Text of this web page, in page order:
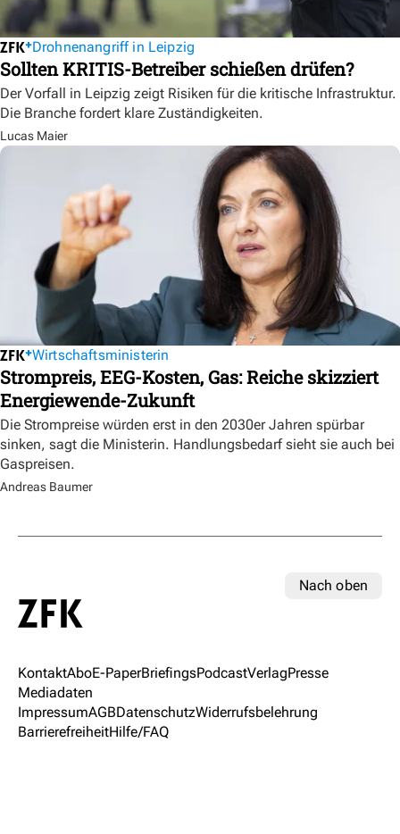
Drohnenangriff in Leipzig
Sollten KRITIS-Betreiber schießen drüfen?
Der Vorfall in Leipzig zeigt Risiken für die kritische Infrastruktur.
Die Branche fordert klare Zuständigkeiten.
Lucas Maier
Wirtschaftsministerin
Strompreis, EEG-Kosten, Gas: Reiche skizziert
Energiewende-Zukunft
Die Strompreise würden erst in den 2030er Jahren spürbar
sinken, sagt die Ministerin. Handlungsbedarf sieht sie auch bei
Gaspreisen.
Andreas Baumer
Nach oben
KontaktAboE-PaperBriefingsPodcastVerlagPresse
Mediadaten
ImpressumAGBDatenschutzWiderrufsbelehrung
BarrierefreiheitHilfe/FAQ